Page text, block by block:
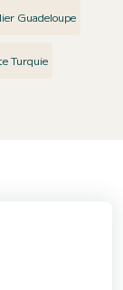
Guadeloupe
Turquie